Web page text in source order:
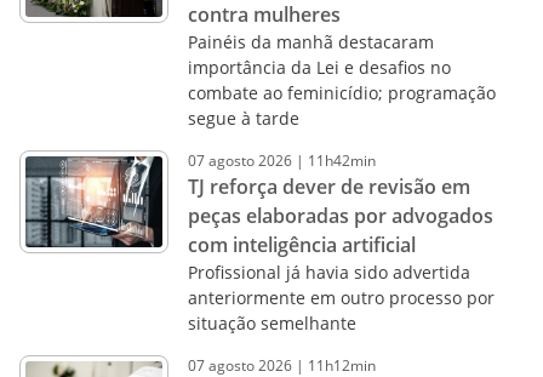
contra mulheres
Painéis da manhã destacaram
importância da Lei e desafios no
combate ao feminicídio; programação
segue à tarde
07agosto2026 | 11h42min
TJ reforça dever de revisão em
peças elaboradas por advogados
com inteligência artificial
Profissional já havia sido advertida
anteriormente em outro processo por
situação semelhante
07agosto2026 | 11h12min